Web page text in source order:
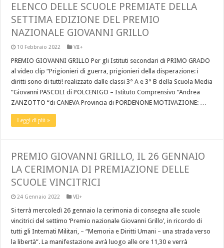
ELENCO DELLE SCUOLE PREMIATE DELLA
SETTIMA EDIZIONE DEL PREMIO
NAZIONALE GIOVANNI GRILLO
10 Febbraio 2022 VII+
PREMIO GIOVANNI GRILLO Per gli Istituti secondari di PRIMO GRADO
al video clip “Prigionieri di guerra, prigionieri della disperazione: i
diritti sono di tutti! realizzato dalle classi 3° A e 3° B della Scuola Media
“Giovanni PASCOLI di POLCENIGO – Istituto Comprensivo “Andrea
ZANZOTTO “di CANEVA Provincia di PORDENONE MOTIVAZIONE: …
Leggi di più »
PREMIO GIOVANNI GRILLO, IL 26 GENNAIO
LA CERIMONIA DI PREMIAZIONE DELLE
SCUOLE VINCITRICI
24 Gennaio 2022 VII+
Si terrà mercoledì 26 gennaio la cerimonia di consegna alle scuole
vincitrici del settimo ‘Premio nazionale Giovanni Grillo’, in ricordo di
tutti gli Internati Militari, – “Memoria e Diritti Umani – una strada verso
la libertà”. La manifestazione avrà luogo alle ore 11,30 e verrà